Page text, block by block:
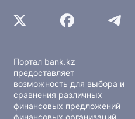
Портал bank.kz
предоставляет
возможность для выбора и
сравнения различных
финансовых предложений
финансовых организаций,